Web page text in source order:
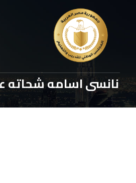
نانسى اسامه شحاته